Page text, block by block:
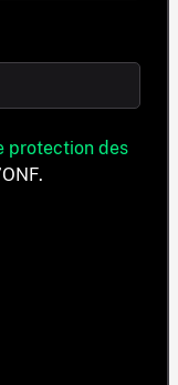
protection des